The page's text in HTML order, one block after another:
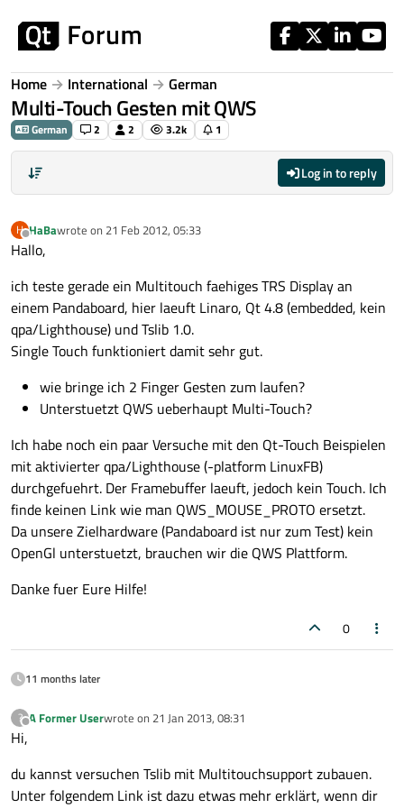
Home International German
Multi-Touch Gesten mit QWS
German 2 2 3.2k 1
Log in to reply
H
Offline
HaBawrote on 21 Feb 2012, 05:33
last edited by
Hallo,
ich teste gerade ein Multitouch faehiges TRS Display an
einem Pandaboard, hier laeuft Linaro, Qt 4.8 (embedded, kein
qpa/Lighthouse) und Tslib 1.0.
Single Touch funktioniert damit sehr gut.
wie bringe ich 2 Finger Gesten zum laufen?
Unterstuetzt QWS ueberhaupt Multi-Touch?
Ich habe noch ein paar Versuche mit den Qt-Touch Beispielen
mit aktivierter qpa/Lighthouse (-platform LinuxFB)
durchgefuehrt. Der Framebuffer laeuft, jedoch kein Touch. Ich
finde keinen Link wie man QWS_MOUSE_PROTO ersetzt.
Da unsere Zielhardware (Pandaboard ist nur zum Test) kein
OpenGl unterstuetzt, brauchen wir die QWS Plattform.
Danke fuer Eure Hilfe!
0
11 months later
?
Offline
A Former Userwrote on 21 Jan 2013, 08:31
last edited by
Hi,
du kannst versuchen Tslib mit Multitouchsupport zubauen.
Unter folgendem Link ist dazu etwas mehr erklärt, wenn dir